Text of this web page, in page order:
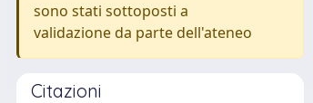
sono stati sottoposti a
validazione da parte dell'ateneo
Citazioni